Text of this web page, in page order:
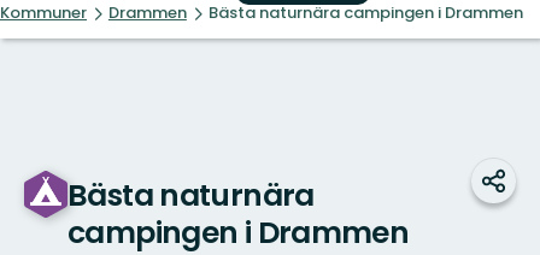
Kommuner Drammen Bästa naturnära campingen i Drammen
Bästa naturnära
campingen i Drammen
Dela